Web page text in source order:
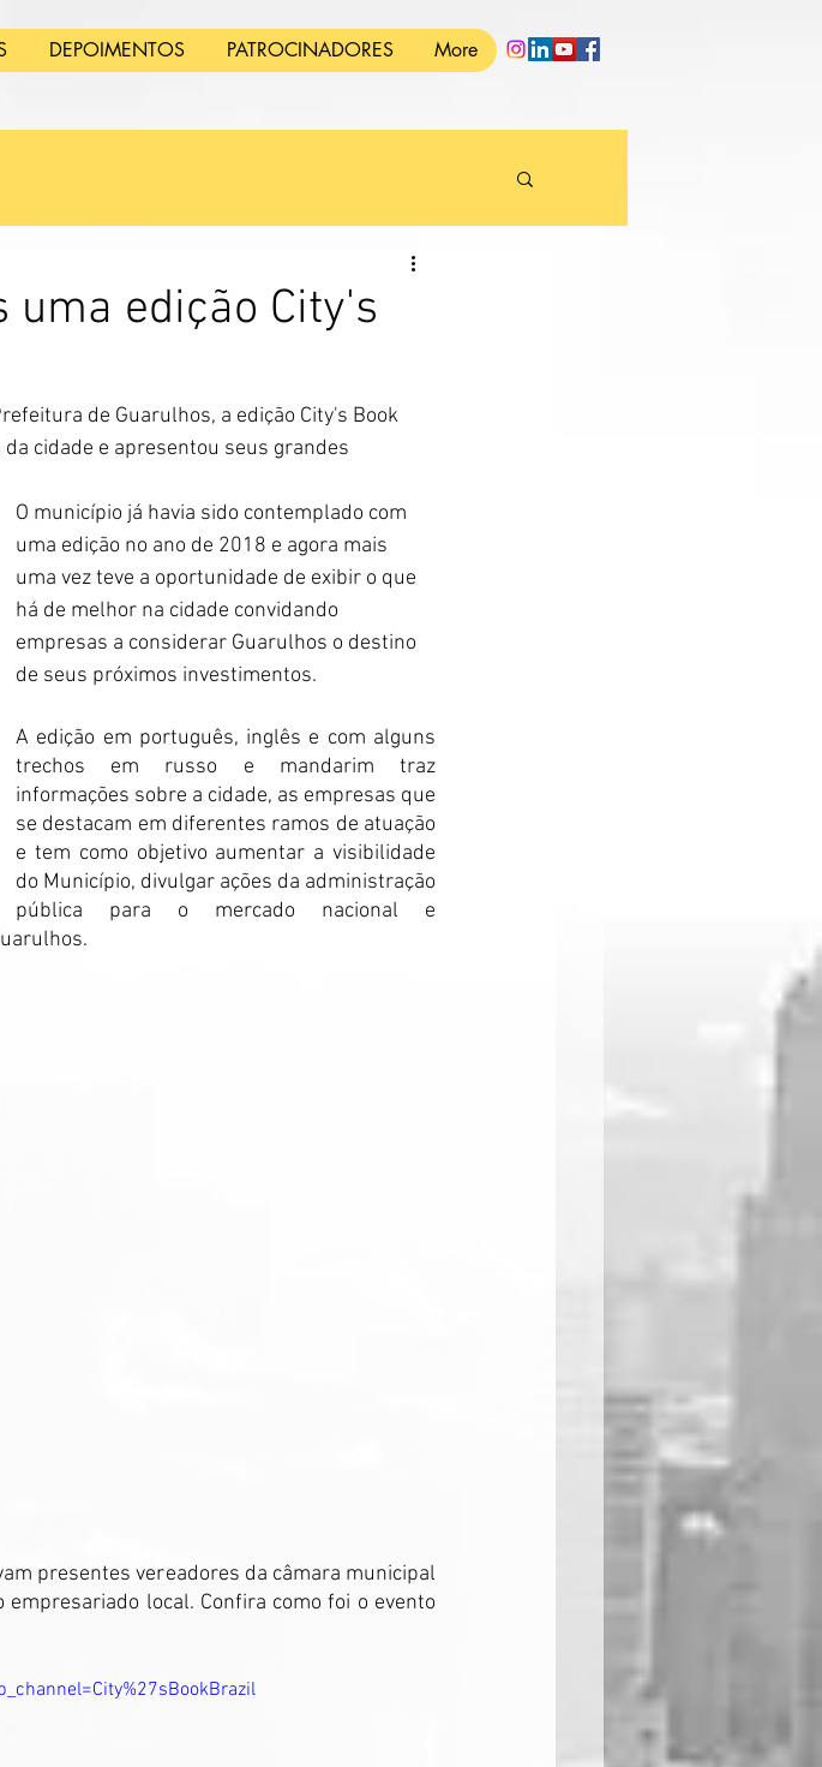
DEPOIMENTOS PATROCINADORES More
edição City's
de Guarulhos, a edição City's Book
cidade e apresentou seus grandes
O município já havia sido contemplado com
uma edição no ano de 2018 e agora mais
uma vez teve a oportunidade de exibir o que
há de melhor na cidade convidando
empresas a considerar Guarulhos o destino
de seus próximos investimentos.
A edição em português, inglês e com alguns
trechos em russo e mandarim traz
informações sobre a cidade, as empresas que
se destacam em diferentes ramos de atuação
e tem como objetivo aumentar a visibilidade
do Município, divulgar ações da administração
pública para o mercado nacional e
presentes vereadores da câmara municipal
local. Confira como foi o evento